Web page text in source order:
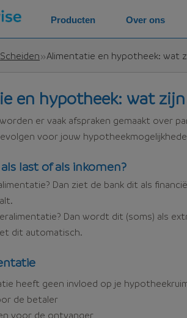
Scheiden Alimentatie en hypotheek: wat
en hypotheek: wat zijn
er vaak afspraken gemaakt over
voor jouw
last of als inkomen?
Dan ziet de bank dit als
Dan wordt dit (soms) als
dit automatisch.
heeft geen invloed op je
de betaler
voor de ontvanger
Producten Over ons